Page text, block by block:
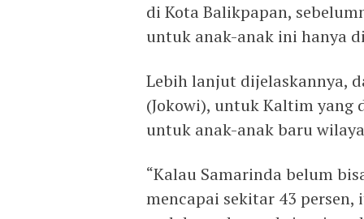
di Kota Balikpapan,
untuk anak-anak ini hanya
Lebih lanjut dijelaskannya,
(Jokowi), untuk Kaltim yang
untuk anak-anak baru
“Kalau Samarinda belum
mencapai sekitar 43